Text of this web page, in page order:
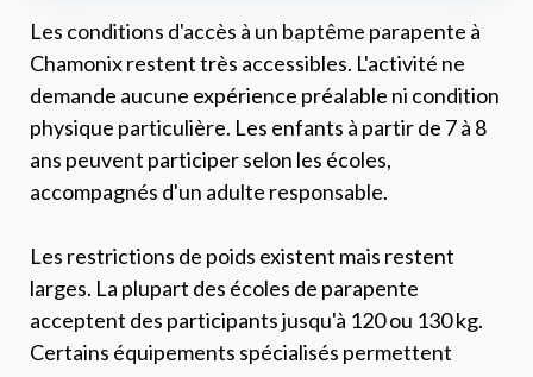
Les conditions d'accès à un baptême parapente à
Chamonix restent très accessibles. L'activité ne
demande aucune expérience préalable ni condition
physique particulière. Les enfants à partir de 7 à 8
ans peuvent participer selon les écoles,
accompagnés d'un adulte responsable.
Les restrictions de poids existent mais restent
larges. La plupart des écoles de parapente
acceptent des participants jusqu'à 120 ou 130 kg.
Certains équipements spécialisés permettent